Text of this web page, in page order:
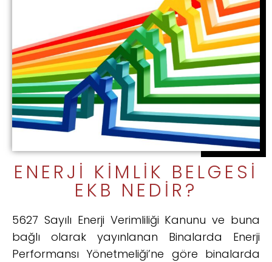
ENERJI KIMLIK BELGESI
EKB NEDIR?
5627 Sayılı Enerji Verimliliği Kanunu ve buna
bağlı olarak yayınlanan Binalarda Enerji
Performansı Yönetmeliği’ne göre binalarda